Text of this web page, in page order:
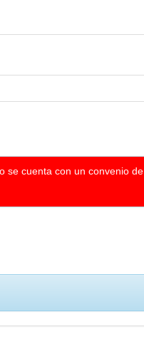
se cuenta con un convenio de